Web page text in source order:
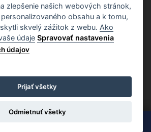
RADIO. Vsetky prava vyhradene.
Cookies
zlepšenie našich webových stránok,
obsahu a k tomu,
skvelý zážitok z webu. Ako
údaje Spravovať nastavenia
údajov
Prijať všetky
Odmietnuť všetky